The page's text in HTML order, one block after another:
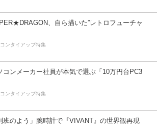
、自ら描いた”レトロフューチャ
ンタイアップ特集
コンメーカー社員が本気で選ぶ「10万円台PC3
ンタイアップ特集
班のよう」腕時計で『VIVANT』の世界観再現